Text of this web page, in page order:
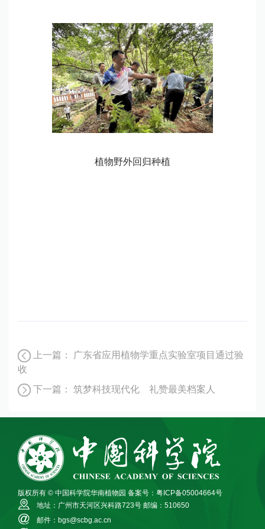
植物野外回归种植
上一篇：
广东省应用植物学重点实验室项目通过验
收
下一篇：
筑梦科技现代化 礼赞最美档案人
版权所有 © 中国科学院华南植物园 备案号：粤ICP备05004664号
地址：广州市天河区兴科路723号 邮编：510650
邮件：bgs@scbg.ac.cn